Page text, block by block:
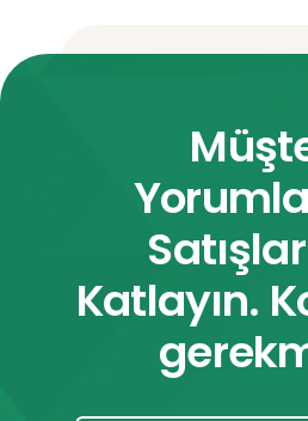
Katlayın.